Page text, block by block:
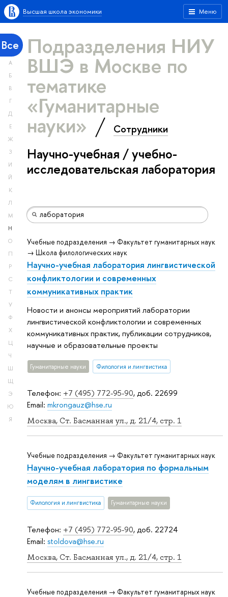
Меню
Высшая школа экономики
Все
А
Б
В
Г
Д
Е
Ж
З
И
Й
К
Л
М
Н
О
П
Р
С
Т
У
Ф
Х
Ц
Ч
Ш
Щ
Э
Ю
Я
Подразделения НИУ
ВШЭ в Москве по
тематике
«Гуманитарные
науки» Сотрудники
Научно-учебная / учебно-
исследовательская лаборатория
Телефон: +7 (495) 772-95-90, доб. 22699
Email: mkrongauz@hse.ru
Москва, Ст. Басманная ул., д. 21/4, стр. 1
Учебные подразделения → Факультет гуманитарных наук
→ Школа филологических наук
Научно-учебная лаборатория лингвистической
конфликтологии и современных
коммуникативных практик
Новости и анонсы мероприятий лаборатории
лингвистической конфликтологии и современных
коммуникативных практик, публикации сотрудников,
научные и образовательные проекты
Гуманитарные науки Филология и лингвистика
Телефон: +7 (495) 772-95-90, доб. 22724
Email: stoldova@hse.ru
Москва, Ст. Басманная ул., д. 21/4, стр. 1
Учебные подразделения → Факультет гуманитарных наук
Научно-учебная лаборатория по формальным
моделям в лингвистике
Филология и лингвистика Гуманитарные науки
Учебные подразделения → Факультет гуманитарных наук